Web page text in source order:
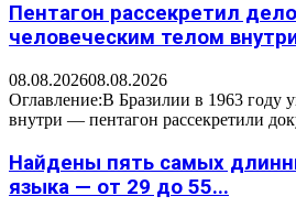
Пентагон рассекретил
человеческим телом
08.08.202608.08.2026
Оглавление:В Бразилии в 1963 году
внутри — пентагон рассекретили
Найдены пять самых
языка — от 29 до 55...